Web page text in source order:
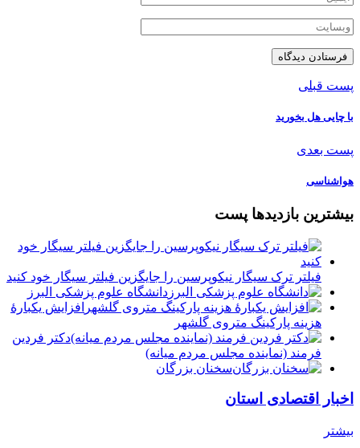
پست قبلی
با چایی هل بخورید
پست بعدی
هواشناسی
بیشترین بازدیدها پست
فیلتر ترک سیگار نیکوپرسین را جایگزین فیلتر سیگار خود کنید
دانشگاه علوم پزشکی البرز
افزایش یکبارۀ
هزینه پارکینگ متروی گلشهر
دكتر فردين
فرمند (نماينده مجلس مردم میانه)
سخنان بزرگان
اخبار اقتصادی استان
بیشتر